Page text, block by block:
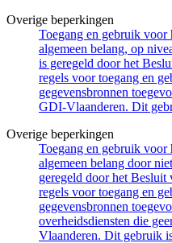
Overige beperkingen
Toegang en gebruik voor
algemeen belang, op
is geregeld door het
regels voor toegang en
gegevensbronnen
GDI-Vlaanderen. Dit
Overige beperkingen
Toegang en gebruik voor
algemeen belang door
geregeld door het Besluit
regels voor toegang en
gegevensbronnen
overheidsdiensten die
Vlaanderen. Dit gebruik